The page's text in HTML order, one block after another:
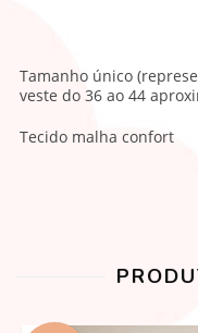
Tamanho único
veste do 36 ao 44
Tecido malha confort